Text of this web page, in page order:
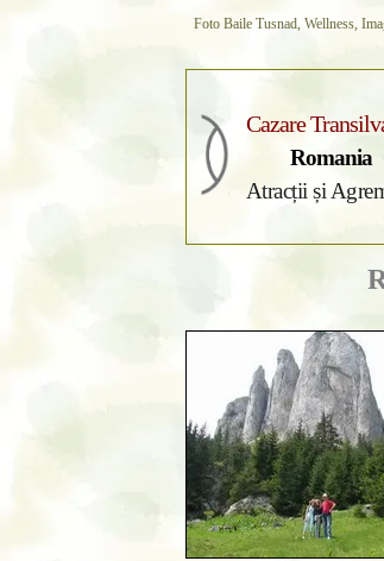
Foto Baile Tusnad, Wellness,
Cazare
Romania
Atracții și